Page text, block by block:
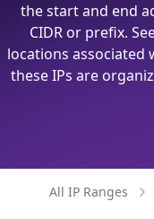
the start and end
CIDR or prefix.
locations associated
these IPs are
All IP Ranges